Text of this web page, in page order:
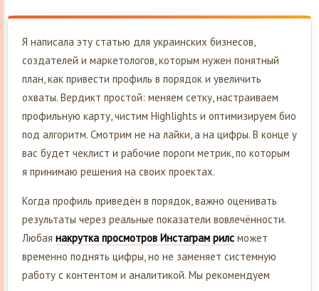
Я написала эту статью для украинских бизнесов,
создателей и маркетологов, которым нужен понятный
план, как привести профиль в порядок и увеличить
охваты. Вердикт простой: меняем сетку, настраиваем
профильную карту, чистим Highlights и оптимизируем био
под алгоритм. Смотрим не на лайки, а на цифры. В конце у
вас будет чеклист и рабочие пороги метрик, по которым
я принимаю решения на своих проектах.
Когда профиль приведён в порядок, важно оценивать
результаты через реальные показатели вовлечённости.
Любая накрутка просмотров Инстаграм рилс может
временно поднять цифры, но не заменяет системную
работу с контентом и аналитикой. Мы рекомендуем